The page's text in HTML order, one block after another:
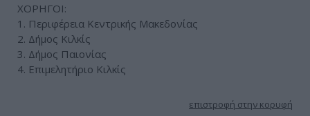
ΧΟΡΗΓΟΙ:
1. Περιφέρεια Κεντρικής Μακεδονίας
2. Δήμος Κιλκίς
3. Δήμος Παιονίας
4. Επιμελητήριο Κιλκίς
επιστροφή στην κορυφή